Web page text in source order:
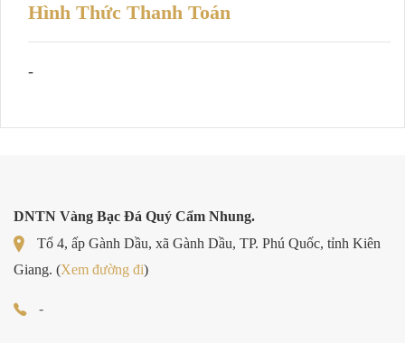
Hình Thức Thanh Toán
-
DNTN Vàng Bạc Đá Quý Cẩm Nhung.
Tổ 4, ấp Gành Dầu, xã Gành Dầu, TP. Phú Quốc, tỉnh Kiên
Giang. (Xem đường đi)
-